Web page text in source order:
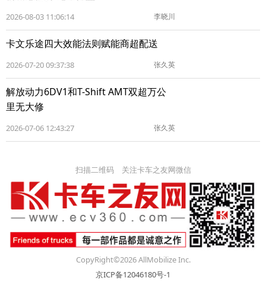
2026-08-03 11:06:14 李晓川
卡文乐途四大效能法则赋能商超配送
2026-07-20 09:37:38 张久英
解放动力6DV1和T-Shift AMT双超万公
里无大修
2026-07-06 12:43:27 张久英
扫描二维码 关注卡车之友网微信
CopyRight©2026 AllMobilize Inc.
京ICP备12046180号-1